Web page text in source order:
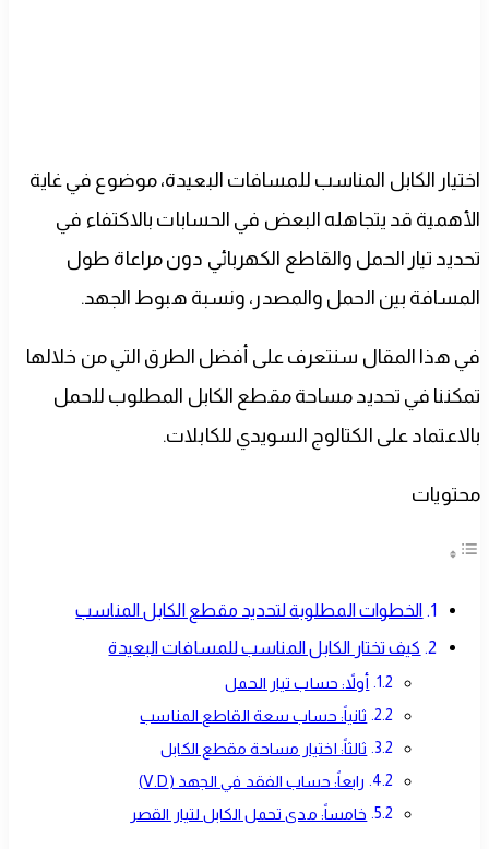
اختيار الكابل المناسب للمسافات البعيدة، موضوع في غاية
الأهمية قد يتجاهله البعض في الحسابات بالاكتفاء في
تحديد تيار الحمل والقاطع الكهربائي دون مراعاة طول
المسافة بين الحمل والمصدر، ونسبة هبوط الجهد.
في هذا المقال سنتعرف على أفضل الطرق التي من خلالها
تمكننا في تحديد مساحة مقطع الكابل المطلوب للحمل
بالاعتماد على الكتالوج السويدي للكابلات.
محتويات
الخطوات المطلوبة لتحديد مقطع الكابل المناسب
كيف تختار الكابل المناسب للمسافات البعيدة
أولاً: حساب تيار الحمل
ثانياً: حساب سعة القاطع المناسب
ثالثاً: اختيار مساحة مقطع الكابل
رابعاً: حساب الفقد في الجهد (V.D)
خامساً: مدى تحمل الكابل لتيار القصر